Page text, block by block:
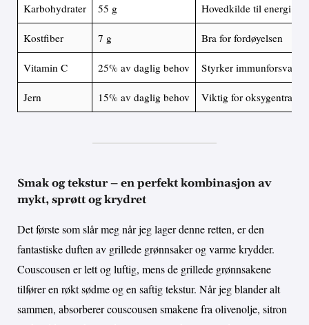
Karbohydrater 55 g Hovedkilde til energi
Kostfiber 7 g Bra for fordøyelsen
Vitamin C 25% av daglig behov Styrker immunforsvaret
Jern 15% av daglig behov Viktig for
Smak og tekstur – en perfekt kombinasjon av
mykt, sprøtt og krydret
Det første som slår meg når jeg lager denne retten, er den
fantastiske duften av grillede grønnsaker og varme krydder.
Couscousen er lett og luftig, mens de grillede grønnsakene
tilfører en røkt sødme og en saftig tekstur. Når jeg blander alt
sammen, absorberer couscousen smakene fra olivenolje, sitron